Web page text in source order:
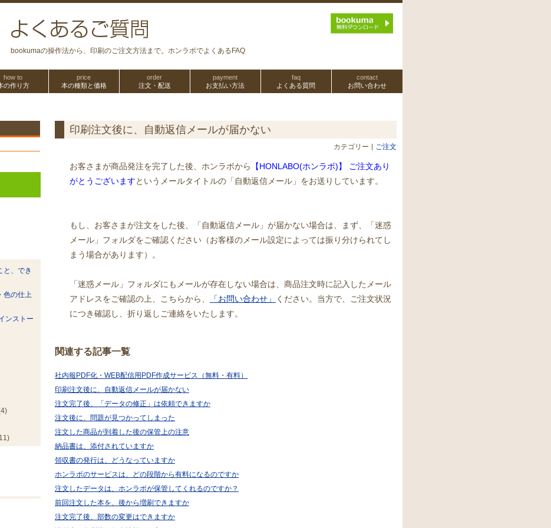
bookumaの操作法から、印刷のご注文方法まで。ホンラボでよくあるFAQ
how to
の作り方
price
本の種類と価格
order
注文・配送
payment
お支払い方法
faq
よくある質問
contact
お問い合わせ
印刷注文後に、自動返信メールが届かない
カテゴリー ご注文
お客さまが商品発注を完了した後、ホンラボから
【HONLABO(ホンラボ)】 ご注文あり
がとうございますというメールタイトルの「自動返信メール」をお送りしています。
もし、お客さまが注文をした後、「自動返信メール」が届かない場合は、まず、「迷惑
メール」フォルダをご確認ください（お客様のメール設定によっては振り分けられてし
まう場合があります）。
「迷惑メール」フォルダにもメールが存在しない場合は、商品注文時に記入したメール
アドレスをご確認の上、こちらから、
「お問い合わせ」
ください。当方で、ご注文状況
につき確認し、折り返しご連絡をいたします。
関連する記事一覧
社内報PDF化・WEB配信用PDF作成サービス（無料・有料）
印刷注文後に、自動返信メールが届かない
注文完了後、「データの修正」は依頼できますか
注文後に、問題が見つかってしまった
注文した商品が到着した後の保管上の注意
納品書は、添付されていますか
領収書の発行は、どうなっていますか
ホンラボのサービスは、どの段階から有料になるのですか
注文したデータは、ホンラボが保管してくれるのですか？
前回注文した本を、後から増刷できますか
注文完了後、部数の変更はできますか
と、でき
色の仕上
ンストー